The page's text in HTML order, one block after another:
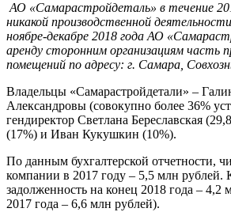
АО «Самарастройдеталь» в течение
никакой производственной
ноябре-декабре 2018 года АО
аренду сторонним организациям часть
помещений по адресу: г. Самара,
Владельцы «Самарастройдетали» –
Александровы (совокупно более 36%
гендиректор Светлана Береславская
(17%) и Иван Кукушкин (10%).
По данным бухгалтерской отчетности,
компании в 2017 году – 5,5 млн рублей.
задолженность на конец 2018 года – 4,2
2017 года – 6,6 млн рублей).